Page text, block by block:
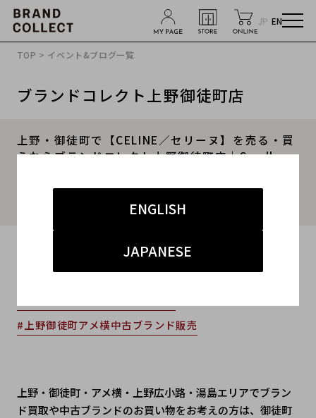
JP EN
ENGLISH
JAPANESE
TOP > イベント&ブログ一覧
ブランドコレクト上野御徒町店
上野・御徒町で【CELINE／セリーヌ】を売る・買
うならブランドコレクト上野御徒町店｜Small
フ入荷｜Buy & Sell Luxury in Ueno Tokyo｜
Tax-Free Available
#CELINE #セリーヌ #ブランド買取東京
#上野御徒町アメ横中古ブランド販売
上野・御徒町・アメ横・上野広小路・湯島エリアでブラン
ド買取や中古ブランドのお買い物をお考えの方は、御徒町